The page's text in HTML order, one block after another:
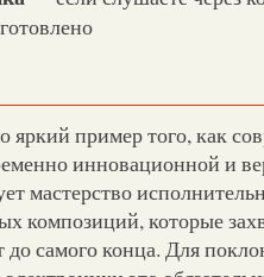
пример того, как
инновационной и
мастерство
композиций, которые
самого конца. Для